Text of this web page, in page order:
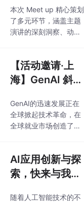
为了2023年测试行业最
亮的技术方向。那么，
为什么人工智能会突然
爆火，又会给大家带来
日，由CSDN与霍格沃
兹测试开发学社联合主
办的CMeet系列技术生
沙龙以“人工智能与测试
开发自动化”为主
应用探索与实
践！
本次 Meet up 精心策划
了多元环节，涵盖主题
演讲的深刻洞察、动手
我们荣幸地邀请到 AI 领
域的布道者、资深工程
师等顶尖技术专家，他
们将深度剖析生成式 A
I、Amazon Q 及大模型
应用的精髓与前沿场
景，引领参与者亲手感
力。 此次盛会旨在搭建
一个跨领域的交流平
台，通过聚焦大模型应
各方智慧，分享 AI 原生
【活动邀请·上
海】GenAI 斜杠
加速密码：图文
设计专场
GenAI的迅速发展正在
全球掀起技术革命，在
全球就业市场创造了前
域自由发挥才华。亚马
逊云科技开发者社区 Us
er Group上海发起了#G
enAI 斜杠计划#，希望
AI应用创新与探
索，快来与我们
随着人工智能技术的不